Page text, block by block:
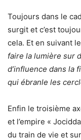
Toujours dans le
surgit et c’est
cela. Et en suivant
faire la lumière sur
d’influence dans la
qui ébranle les
Enfin le troisième
et l’empire «
du train de vie et